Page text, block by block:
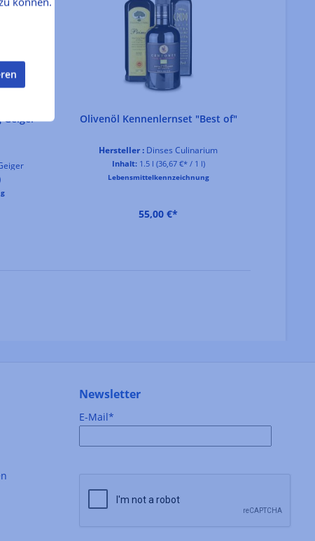
Olivenöl Kennenlernset "Best of"
Hersteller : Dinses Culinarium
Inhalt: 1.5 l (36,67 €* / 1 l)
Lebensmittelkennzeichnung
55,00 €*
Newsletter
E-Mail*